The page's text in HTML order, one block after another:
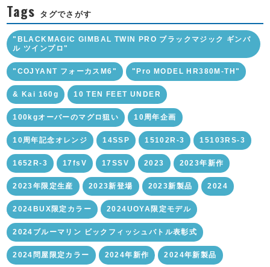
Tags タグでさがす
"BLACKMAGIC GIMBAL TWIN PRO ブラックマジック ギンバ
ル ツインプロ"
"COJYANT フォーカスM6" "Pro MODEL HR380M-TH"
& Kai 160g 10 TEN FEET UNDER
100kgオーバーのマグロ狙い 10周年企画
10周年記念オレンジ 14SSP 15102R-3 15103RS-3
1652R-3 17fsV 17SSV 2023 2023年新作
2023年限定生産 2023新登場 2023新製品 2024
2024BUX限定カラー 2024UOYA限定モデル
2024ブルーマリン ビックフィッシュバトル表彰式
2024問屋限定カラー 2024年新作 2024年新製品